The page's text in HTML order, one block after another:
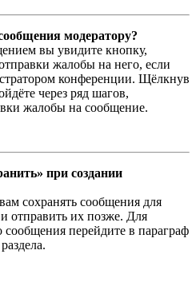
модератору?
вы увидите кнопку,
жалобы на него, если
конференции. Щёлкнув
через ряд шагов,
жалобы на сообщение.
при создании
сохранять сообщения для
отправить их позже. Для
сообщения перейдите в параграф